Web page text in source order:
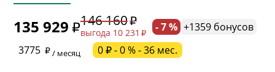
135 929 146 160
выгода 10 231 - 7 % +1359 бонусов
3775
/ месяц 0 ₽ - 0 % - 36 мес.
* необязательное поле